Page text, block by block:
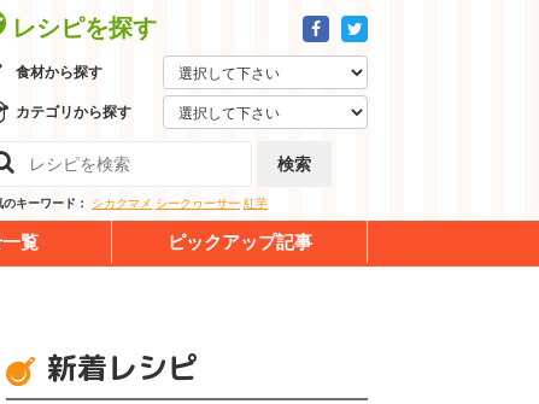
レシピを探す
食材から探す
カテゴリから探す
検索
のキーワード： シカクマメ シークヮーサー 紅芋
覧 ピックアップ記事
新着レシピ